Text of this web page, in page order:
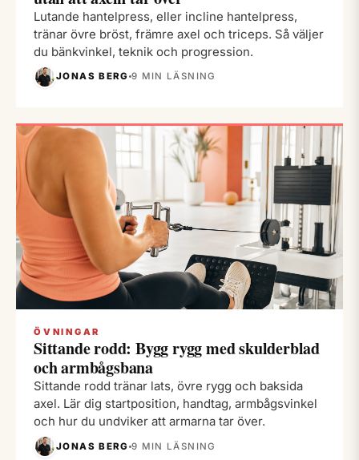
Lutande hantelpress, eller incline hantelpress,
tränar övre bröst, främre axel och triceps. Så väljer
du bänkvinkel, teknik och progression.
JONAS BERG 9 MIN LÄSNING
ÖVNINGAR
Sittande rodd: Bygg rygg med skulderblad
och armbågsbana
Sittande rodd tränar lats, övre rygg och baksida
axel. Lär dig startposition, handtag, armbågsvinkel
och hur du undviker att armarna tar över.
JONAS BERG 9 MIN LÄSNING